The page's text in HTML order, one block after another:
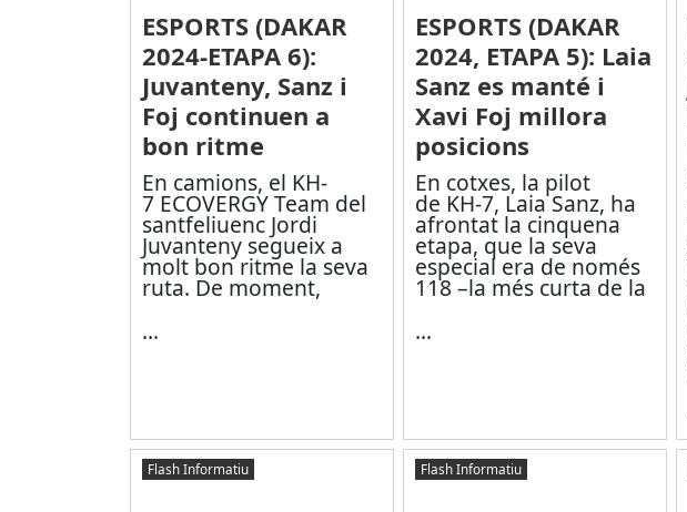
ESPORTS (DAKAR
2024-ETAPA 6):
Juvanteny, Sanz i
Foj continuen a
bon ritme
En camions, el KH-
7 ECOVERGY Team del
santfeliuenc Jordi
Juvanteny segueix a
molt bon ritme la seva
ruta. De moment,
...
ESPORTS (DAKAR
2024, ETAPA 5): Laia
Sanz es manté i
Xavi Foj millora
posicions
En cotxes, la pilot
de KH-7, Laia Sanz, ha
afrontat la cinquena
etapa, que la seva
especial era de només
118 –la més curta de la
...
Flash Informatiu Flash Informatiu